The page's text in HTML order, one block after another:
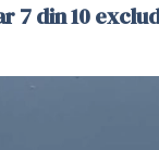
7 din 10